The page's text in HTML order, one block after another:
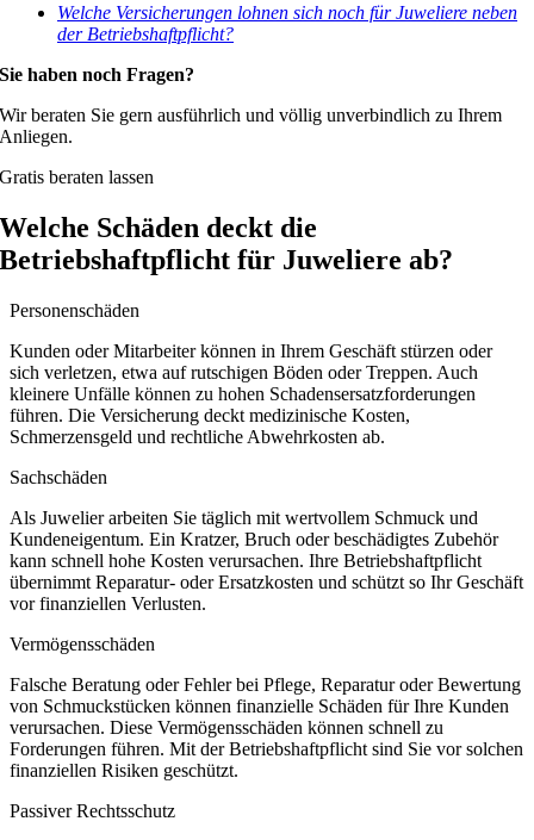
Welche Versicherungen lohnen sich noch für Juweliere neben
der Betriebshaftpflicht?
Sie haben noch Fragen?
Wir beraten Sie gern ausführlich und völlig unverbindlich zu Ihrem
Anliegen.
Gratis beraten lassen
Welche Schäden deckt die
Betriebshaftpflicht für Juweliere ab?
Personenschäden
Kunden oder Mitarbeiter können in Ihrem Geschäft stürzen oder
sich verletzen, etwa auf rutschigen Böden oder Treppen. Auch
kleinere Unfälle können zu hohen Schadensersatzforderungen
führen. Die Versicherung deckt medizinische Kosten,
Schmerzensgeld und rechtliche Abwehrkosten ab.
Sachschäden
Als Juwelier arbeiten Sie täglich mit wertvollem Schmuck und
Kundeneigentum. Ein Kratzer, Bruch oder beschädigtes Zubehör
kann schnell hohe Kosten verursachen. Ihre Betriebshaftpflicht
übernimmt Reparatur- oder Ersatzkosten und schützt so Ihr Geschäft
vor finanziellen Verlusten.
Vermögensschäden
Falsche Beratung oder Fehler bei Pflege, Reparatur oder Bewertung
von Schmuckstücken können finanzielle Schäden für Ihre Kunden
verursachen. Diese Vermögensschäden können schnell zu
Forderungen führen. Mit der Betriebshaftpflicht sind Sie vor solchen
finanziellen Risiken geschützt.
Passiver Rechtsschutz